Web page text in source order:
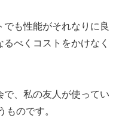
も性能がそれなりに良
べくコストをかけなく
で、私の友人が使ってい
ものです。